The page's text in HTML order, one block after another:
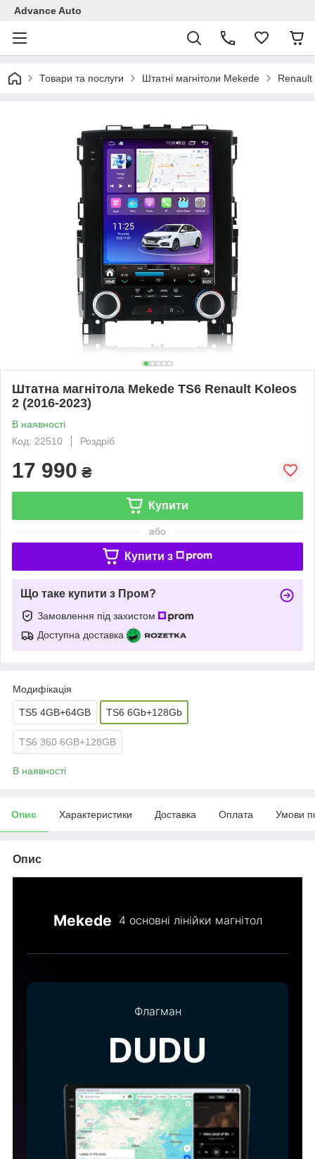
Advance Auto
Товари та послуги Штатні магнітоли Mekede Renault
Штатна магнітола Mekede TS6 Renault Koleos
2 (2016-2023)
В наявності
Код: 22510
Роздріб
17 990 ₴
Купити
або
Купити з
Що таке купити з Пром?
Замовлення під захистом
Доступна доставка
Модифікація
TS5 4GB+64GB TS6 6Gb+128Gb
TS6 360 6GB+128GB
В наявності
Опис Характеристики Доставка Оплата Умови
Опис
Mekede 4 основні лінійки магнітол
Флагман
DUDU